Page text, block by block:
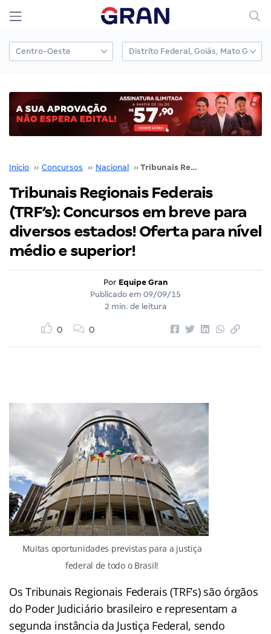
Início ›› Concursos ›› Nacional ›› Tribunais Regionais Federais (TRF’s): Concursos em breve para diversos estados! Oferta para nível médio e superior!
Tribunais Regionais Federais
(TRF’s): Concursos em breve para
diversos estados! Oferta para nível
médio e superior!
Por Equipe Gran
Publicado em 09/09/15
2 min. de leitura
0 0
Muitas oportunidades previstas para a justiça
federal de todo o Brasil!
Os Tribunais Regionais Federais (TRF’s) são órgãos
do Poder Judiciário brasileiro e representam a
segunda instância da Justiça Federal, sendo